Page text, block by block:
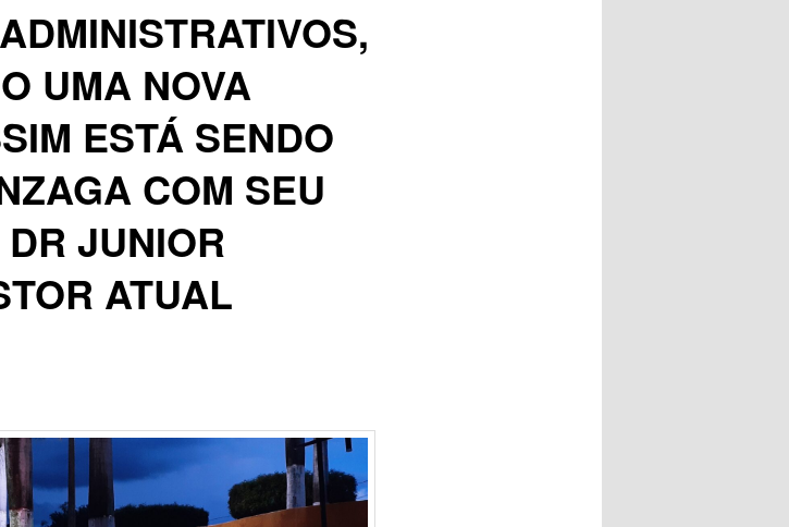
UMA NOVA
ESTÁ SENDO
COM SEU
JUNIOR
ATUAL